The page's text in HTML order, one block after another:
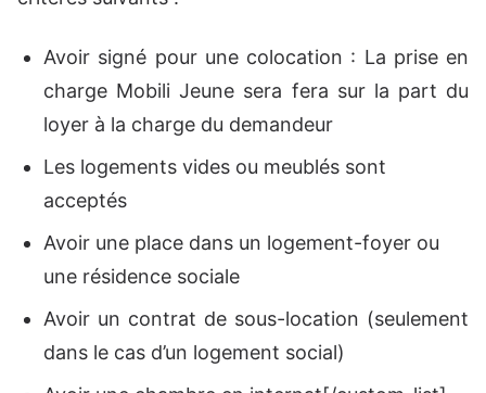
Avoir signé pour une colocation : La prise en
charge Mobili Jeune sera fera sur la part du
loyer à la charge du demandeur
Les logements vides ou meublés sont
acceptés
Avoir une place dans un logement-foyer ou
une résidence sociale
Avoir un contrat de sous-location (seulement
dans le cas d’un logement social)